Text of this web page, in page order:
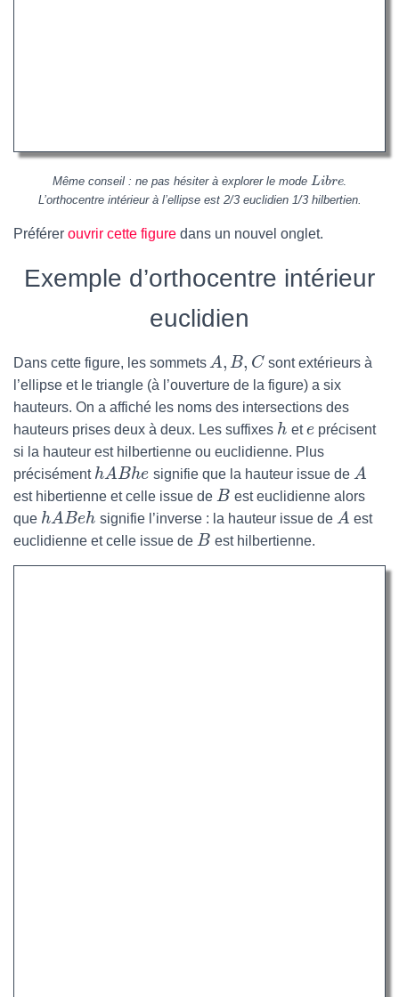
Même conseil : ne pas hésiter à explorer le mode Libre.
L’orthocentre intérieur à l’ellipse est 2/3 euclidien 1/3 hilbertien.
Préférer ouvrir cette figure dans un nouvel onglet.
Exemple d’orthocentre intérieur
euclidien
Dans cette figure, les sommetsA, B, Csont extérieurs à
l’ellipse et le triangle (à l’ouverture de la figure) a six
hauteurs. On a affiché les noms des intersections des
hauteurs prises deux à deux. Les suffixes h eteprécisent
si la hauteur est hilbertienne ou euclidienne. Plus
précisément hABhe signifie que la hauteur issue de A
est hibertienne et celle issue de B est euclidienne alors
que hABeh signifie l’inverse : la hauteur issue de A est
euclidienne et celle issue de B est hilbertienne.